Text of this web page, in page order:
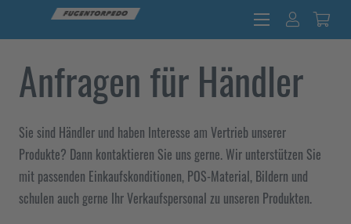
Anfragen für Händler
Sie sind Händler und haben Interesse am Vertrieb unserer
Produkte? Dann kontaktieren Sie uns gerne. Wir unterstützen Sie
mit passenden Einkaufskonditionen, POS-Material, Bildern und
schulen auch gerne Ihr Verkaufspersonal zu unseren Produkten.